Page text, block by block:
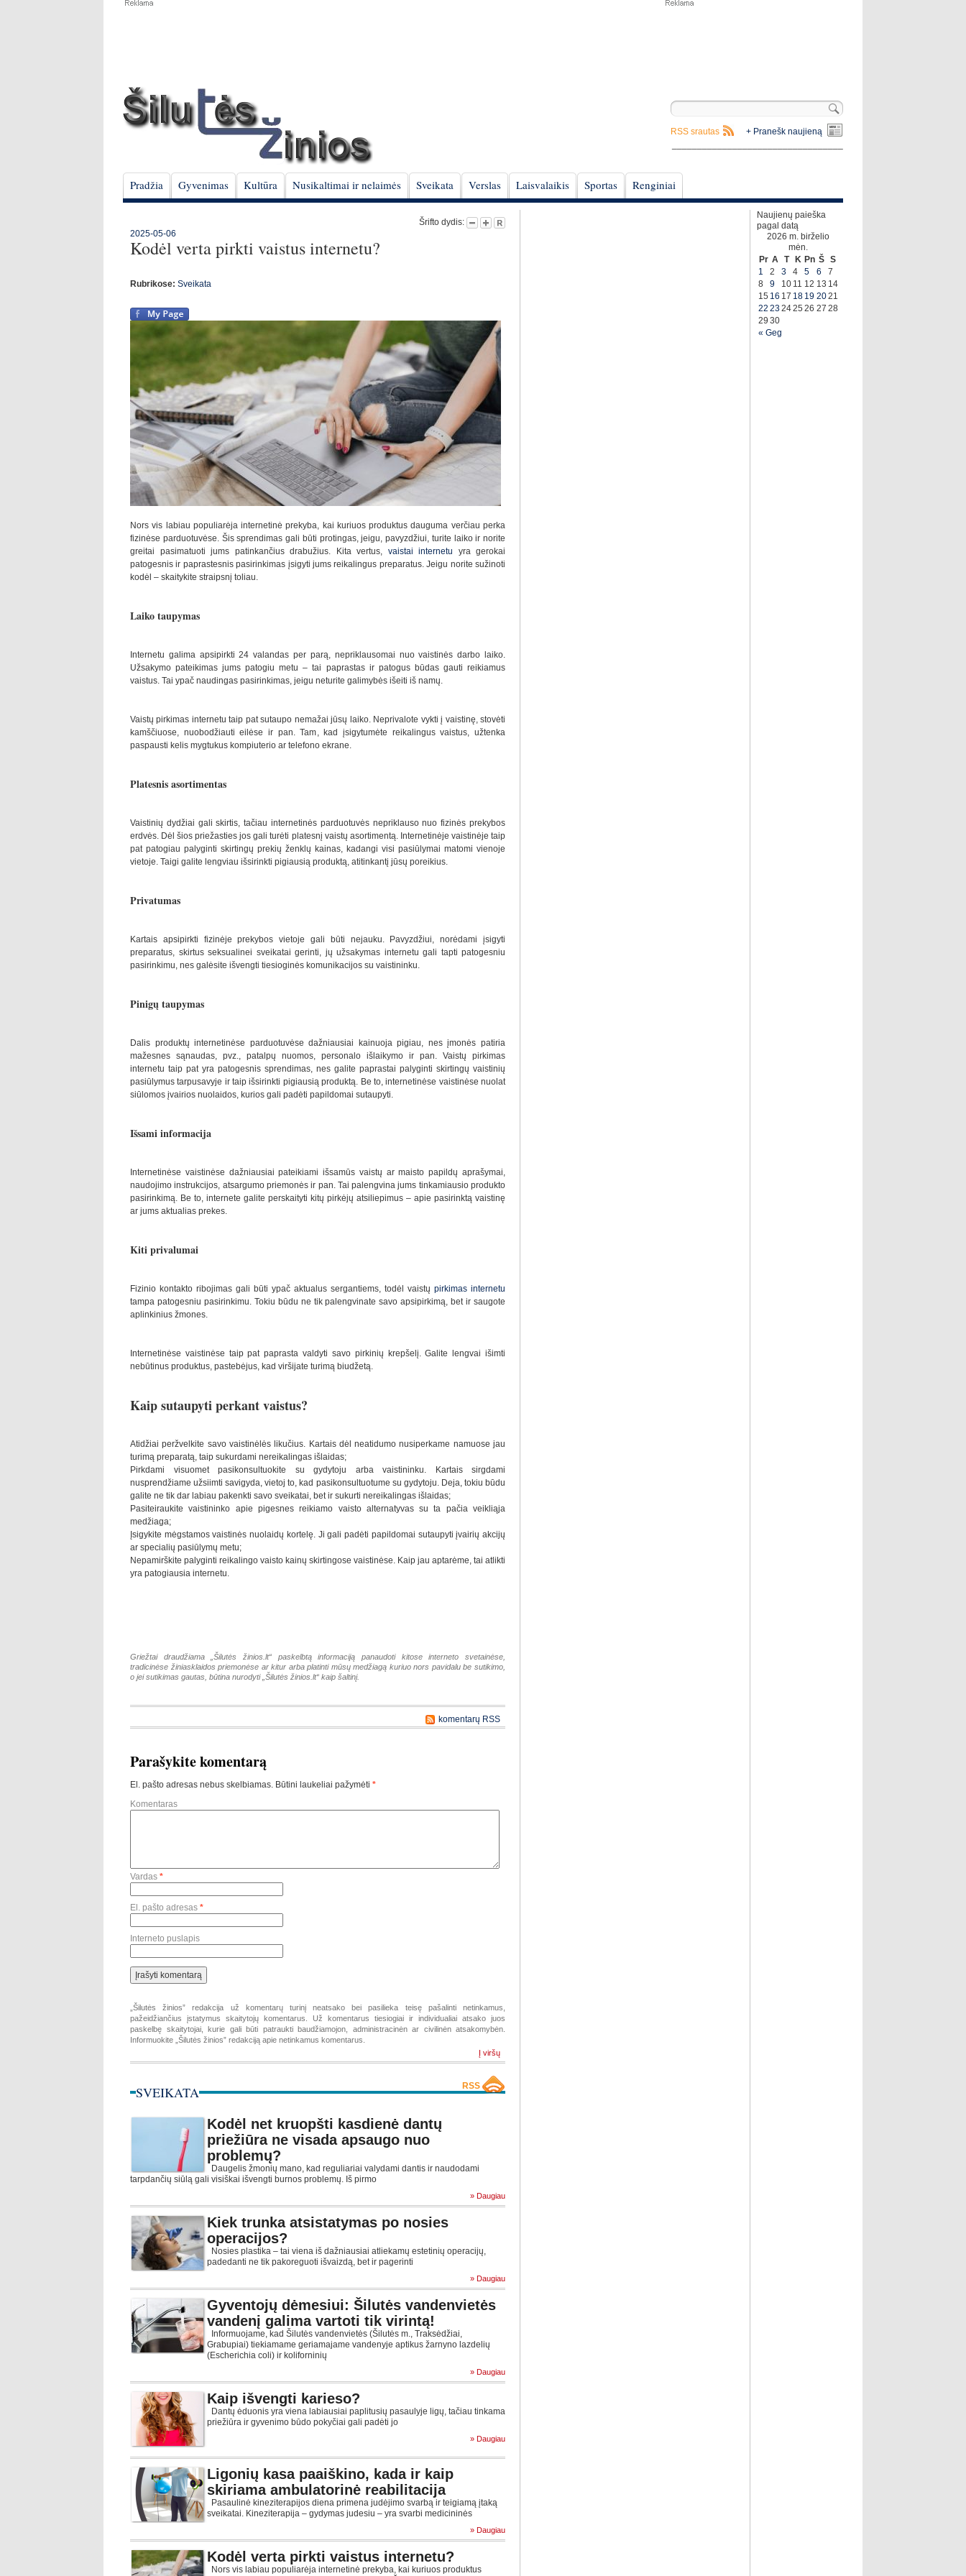
+ Pranešk naujieną
RSS srautas
Pradžia Gyvenimas Kultūra Nusikaltimai ir nelaimės Sveikata Verslas Laisvalaikis Sportas Renginiai
Šrifto dydis:
2025-05-06
Kodėl verta pirkti vaistus internetu?
Rubrikose: Sveikata
Nors vis labiau populiarėja internetinė prekyba, kai kuriuos produktus dauguma verčiau perka
fizinėse parduotuvėse. Šis sprendimas gali būti protingas, jeigu, pavyzdžiui, turite laiko ir norite
greitai pasimatuoti jums patinkančius drabužius. Kita vertus, vaistai internetu yra gerokai
patogesnis ir paprastesnis pasirinkimas įsigyti jums reikalingus preparatus. Jeigu norite sužinoti
kodėl – skaitykite straipsnį toliau.
Laiko taupymas
Internetu galima apsipirkti 24 valandas per parą, nepriklausomai nuo vaistinės darbo laiko.
Užsakymo pateikimas jums patogiu metu – tai paprastas ir patogus būdas gauti reikiamus
vaistus. Tai ypač naudingas pasirinkimas, jeigu neturite galimybės išeiti iš namų.
Vaistų pirkimas internetu taip pat sutaupo nemažai jūsų laiko. Neprivalote vykti į vaistinę, stovėti
kamščiuose, nuobodžiauti eilėse ir pan. Tam, kad įsigytumėte reikalingus vaistus, užtenka
paspausti kelis mygtukus kompiuterio ar telefono ekrane.
Platesnis asortimentas
Vaistinių dydžiai gali skirtis, tačiau internetinės parduotuvės nepriklauso nuo fizinės prekybos
erdvės. Dėl šios priežasties jos gali turėti platesnį vaistų asortimentą. Internetinėje vaistinėje taip
pat patogiau palyginti skirtingų prekių ženklų kainas, kadangi visi pasiūlymai matomi vienoje
vietoje. Taigi galite lengviau išsirinkti pigiausią produktą, atitinkantį jūsų poreikius.
Privatumas
Kartais apsipirkti fizinėje prekybos vietoje gali būti nejauku. Pavyzdžiui, norėdami įsigyti
preparatus, skirtus seksualinei sveikatai gerinti, jų užsakymas internetu gali tapti patogesniu
pasirinkimu, nes galėsite išvengti tiesioginės komunikacijos su vaistininku.
Pinigų taupymas
Dalis produktų internetinėse parduotuvėse dažniausiai kainuoja pigiau, nes įmonės patiria
mažesnes sąnaudas, pvz., patalpų nuomos, personalo išlaikymo ir pan. Vaistų pirkimas
internetu taip pat yra patogesnis sprendimas, nes galite paprastai palyginti skirtingų vaistinių
pasiūlymus tarpusavyje ir taip išsirinkti pigiausią produktą. Be to, internetinėse vaistinėse nuolat
siūlomos įvairios nuolaidos, kurios gali padėti papildomai sutaupyti.
Išsami informacija
Internetinėse vaistinėse dažniausiai pateikiami išsamūs vaistų ar maisto papildų aprašymai,
naudojimo instrukcijos, atsargumo priemonės ir pan. Tai palengvina jums tinkamiausio produkto
pasirinkimą. Be to, internete galite perskaityti kitų pirkėjų atsiliepimus – apie pasirinktą vaistinę
ar jums aktualias prekes.
Kiti privalumai
Fizinio kontakto ribojimas gali būti ypač aktualus sergantiems, todėl vaistų pirkimas internetu
tampa patogesniu pasirinkimu. Tokiu būdu ne tik palengvinate savo apsipirkimą, bet ir saugote
aplinkinius žmones.
Internetinėse vaistinėse taip pat paprasta valdyti savo pirkinių krepšelį. Galite lengvai išimti
nebūtinus produktus, pastebėjus, kad viršijate turimą biudžetą.
Kaip sutaupyti perkant vaistus?
Atidžiai peržvelkite savo vaistinėlės likučius. Kartais dėl neatidumo nusiperkame namuose jau
turimą preparatą, taip sukurdami nereikalingas išlaidas;
Pirkdami visuomet pasikonsultuokite su gydytoju arba vaistininku. Kartais sirgdami
nusprendžiame užsiimti savigyda, vietoj to, kad pasikonsultuotume su gydytoju. Deja, tokiu būdu
galite ne tik dar labiau pakenkti savo sveikatai, bet ir sukurti nereikalingas išlaidas;
Pasiteiraukite vaistininko apie pigesnes reikiamo vaisto alternatyvas su ta pačia veikliąja
medžiaga;
Įsigykite mėgstamos vaistinės nuolaidų kortelę. Ji gali padėti papildomai sutaupyti įvairių akcijų
ar specialių pasiūlymų metu;
Nepamirškite palyginti reikalingo vaisto kainų skirtingose vaistinėse. Kaip jau aptarėme, tai atlikti
yra patogiausia internetu.
Griežtai draudžiama „Šilutės žinios.lt“ paskelbtą informaciją panaudoti kitose interneto svetainėse,
tradicinėse žiniasklaidos priemonėse ar kitur arba platinti mūsų medžiagą kuriuo nors pavidalu be sutikimo,
o jei sutikimas gautas, būtina nurodyti „Šilutės žinios.lt“ kaip šaltinį.
komentarų RSS
Parašykite komentarą
El. pašto adresas nebus skelbiamas. Būtini laukeliai pažymėti *
Komentaras
Vardas *
El. pašto adresas *
Interneto puslapis
„Šilutės žinios” redakcija už komentarų turinį neatsako bei pasilieka teisę pašalinti netinkamus,
pažeidžiančius įstatymus skaitytojų komentarus. Už komentarus tiesiogiai ir individualiai atsako juos
paskelbę skaitytojai, kurie gali būti patraukti baudžiamojon, administracinėn ar civilinėn atsakomybėn.
Informuokite „Šilutės žinios” redakciją apie netinkamus komentarus.
Į viršų
SVEIKATA RSS
Kodėl net kruopšti kasdienė dantų
priežiūra ne visada apsaugo nuo
problemų?
Daugelis žmonių mano, kad reguliariai valydami dantis ir naudodami
tarpdančių siūlą gali visiškai išvengti burnos problemų. Iš pirmo
» Daugiau
Kiek trunka atsistatymas po nosies
operacijos?
Nosies plastika – tai viena iš dažniausiai atliekamų estetinių operacijų,
padedanti ne tik pakoreguoti išvaizdą, bet ir pagerinti
» Daugiau
Gyventojų dėmesiui: Šilutės vandenvietės
vandenį galima vartoti tik virintą!
Informuojame, kad Šilutės vandenvietės (Šilutės m., Traksėdžiai,
Grabupiai) tiekiamame geriamajame vandenyje aptikus žarnyno lazdelių
(Escherichia coli) ir koliforninių
» Daugiau
Kaip išvengti karieso?
Dantų ėduonis yra viena labiausiai paplitusių pasaulyje ligų, tačiau tinkama
priežiūra ir gyvenimo būdo pokyčiai gali padėti jo
» Daugiau
Ligonių kasa paaiškino, kada ir kaip
skiriama ambulatorinė reabilitacija
Pasaulinė kineziterapijos diena primena judėjimo svarbą ir teigiamą įtaką
sveikatai. Kineziterapija – gydymas judesiu – yra svarbi medicininės
» Daugiau
Kodėl verta pirkti vaistus internetu?
Nors vis labiau populiarėja internetinė prekyba, kai kuriuos produktus
Naujienų paieška
pagal datą
2026 m. birželio
mėn.
Pr A T K Pn Š S
« Geg
1 2 3 4 5 6
7
8
9 10 11 12 13 14
15 16 17 18 19 2021
22 232425 26 27 28
29 30